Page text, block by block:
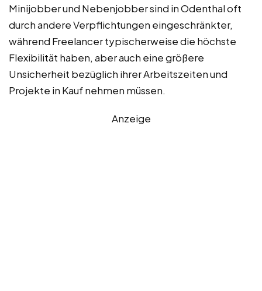
Minijobber und Nebenjobber sind in Odenthal oft
durch andere Verpflichtungen eingeschränkter,
während Freelancer typischerweise die höchste
Flexibilität haben, aber auch eine größere
Unsicherheit bezüglich ihrer Arbeitszeiten und
Projekte in Kauf nehmen müssen.
Anzeige